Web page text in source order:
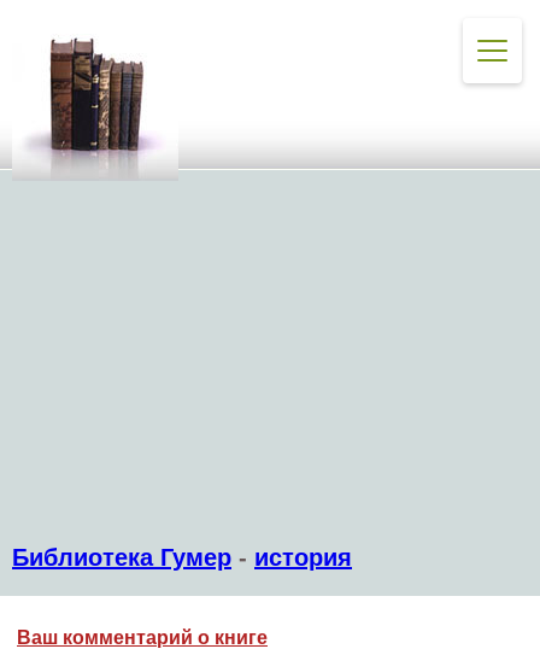
Библиотека Гумер - история
Ваш комментарий о книге